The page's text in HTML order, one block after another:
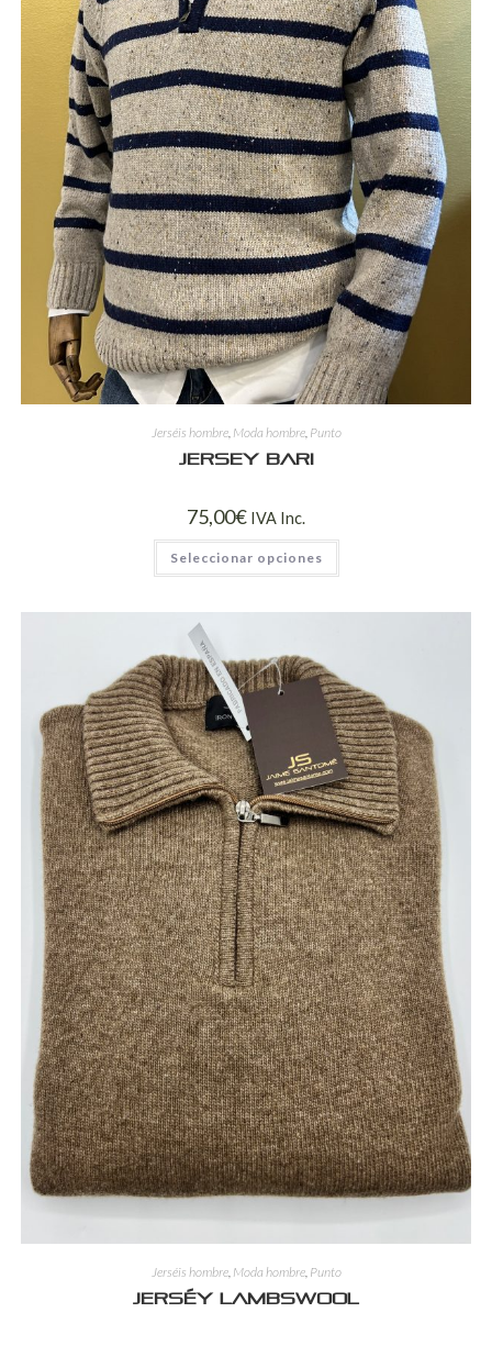
Jerséis hombre, Moda hombre, Punto
Jersey Bari
75,00€ IVA Inc.
Seleccionar opciones
Jerséis hombre, Moda hombre, Punto
JERSÉY LAMBSWOOL